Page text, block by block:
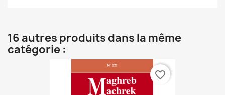
16 autres produits dans la même
catégorie :
favorite_border